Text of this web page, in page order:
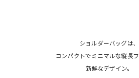
ショルダーバッグは、
コンパクトでミニマルな縦長
新鮮なデザイン。